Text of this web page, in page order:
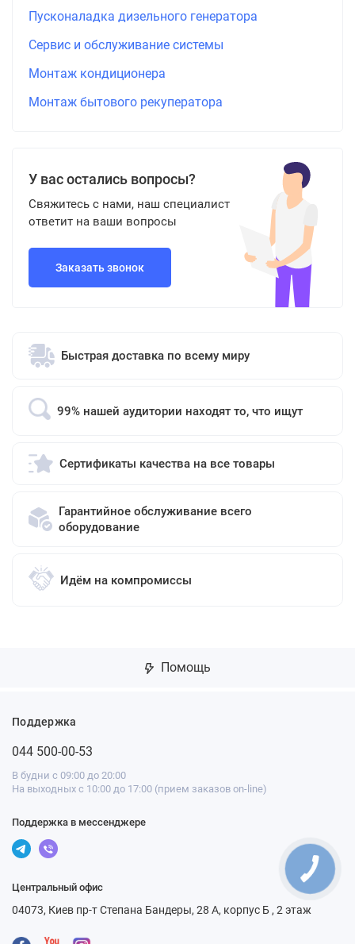
Пусконаладка дизельного генератора
Сервис и обслуживание системы
Монтаж кондиционера
Монтаж бытового рекуператора
У вас остались вопросы?
Свяжитесь с нами, наш специалист
ответит на ваши вопросы
Заказать звонок
Быстрая доставка по всему миру
99% нашей аудитории находят то, что ищут
Сертификаты качества на все товары
Гарантийное обслуживание всего
оборудование
Идём на компромиссы
Помощь
Поддержка
044 500-00-53
В будни с 09:00 до 20:00
На выходных с 10:00 до 17:00 (прием заказов on-line)
Поддержка в мессенджере
Центральный офис
04073, Киев пр-т Степана Бандеры, 28 А, корпус Б , 2 этаж